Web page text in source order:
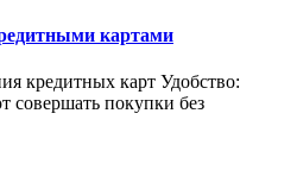
картами
кредитных карт Удобство:
совершать покупки без